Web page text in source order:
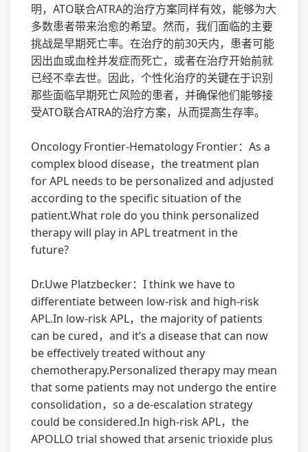
明，ATO联合ATRA的治疗方案同样有效，能够为大
多数患者带来治愈的希望。然而，我们面临的主要
挑战是早期死亡率。在治疗的前30天内，患者可能
因出血或血栓并发症而死亡，或者在治疗开始前就
已经不幸去世。因此，个性化治疗的关键在于识别
那些面临早期死亡风险的患者，并确保他们能够接
受ATO联合ATRA的治疗方案，从而提高生存率。
Oncology Frontier-Hematology Frontier：As a
complex blood disease，the treatment plan
for APL needs to be personalized and adjusted
according to the specific situation of the
patient.What role do you think personalized
therapy will play in APL treatment in the
future?
Dr.Uwe Platzbecker：I think we have to
differentiate between low-risk and high-risk
APL.In low-risk APL，the majority of patients
can be cured，and it’s a disease that can now
be effectively treated without any
chemotherapy.Personalized therapy may mean
that some patients may not undergo the entire
consolidation，so a de-escalation strategy
could be considered.In high-risk APL，the
APOLLO trial showed that arsenic trioxide plus